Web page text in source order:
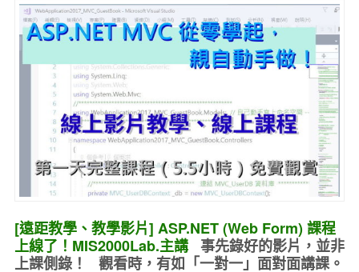
[遠距教學、教學影片] ASP.NET (Web Form) 課程
上線了！MIS2000Lab.主講 事先錄好的影片，並非
上課側錄！ 觀看時，有如 「一對一」面對面講課。